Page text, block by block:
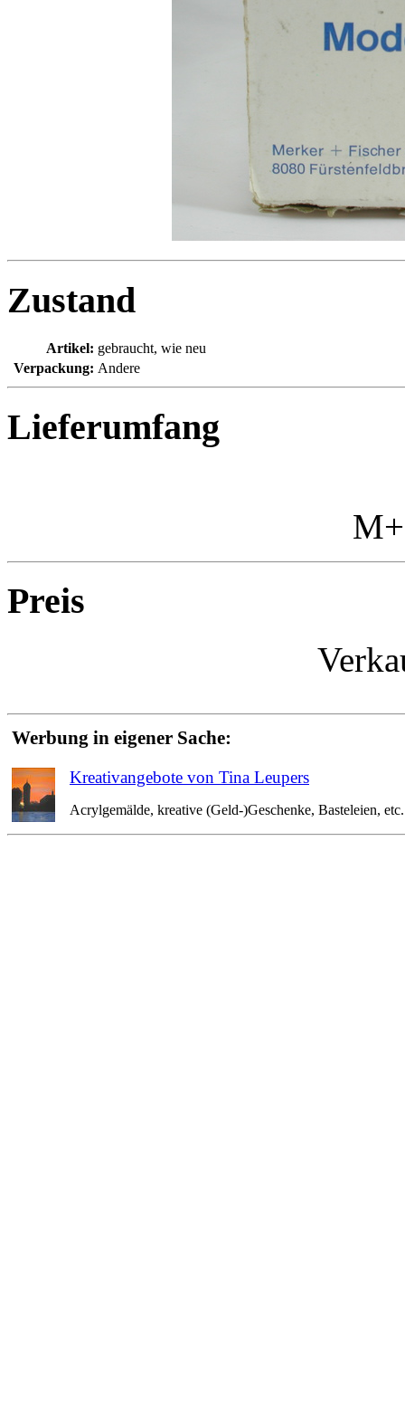
Zustand
Artikel: gebraucht, wie neu
Verpackung: Andere
Lieferumfang
Preis
Werbung in eigener Sache:
Kreativangebote von Tina Leupers
Acrylgemälde, kreative (Geld-)Geschenke, Basteleien,